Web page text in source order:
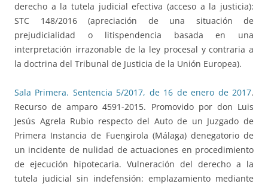
derecho a la tutela judicial efectiva (acceso a la justicia):
STC 148/2016 (apreciación de una situación de
prejudicialidad o litispendencia basada en una
interpretación irrazonable de la ley procesal y contraria a
la doctrina del Tribunal de Justicia de la Unión Europea).
Sala Primera. Sentencia 5/2017, de 16 de enero de 2017.
Recurso de amparo 4591-2015. Promovido por don Luis
Jesús Agrela Rubio respecto del Auto de un Juzgado de
Primera Instancia de Fuengirola (Málaga) denegatorio de
un incidente de nulidad de actuaciones en procedimiento
de ejecución hipotecaria. Vulneración del derecho a la
tutela judicial sin indefensión: emplazamiento mediante